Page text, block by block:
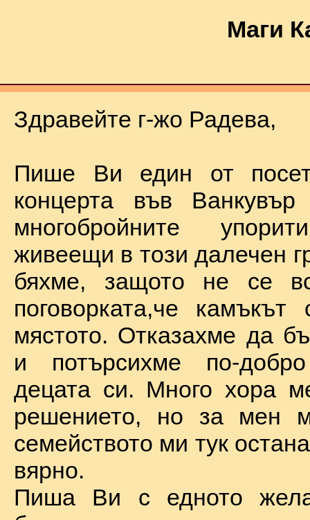
Маги
Здравейте г-жо Радева,
Пише Ви един от
концерта във
многобройните
живеещи в този далечен
бяхме, защото не се
поговорката,че
мястото. Отказахме да
и потърсихме по-
децата си. Много хора
решението, но за мен
семейството ми тук
вярно.
Пиша Ви с едното